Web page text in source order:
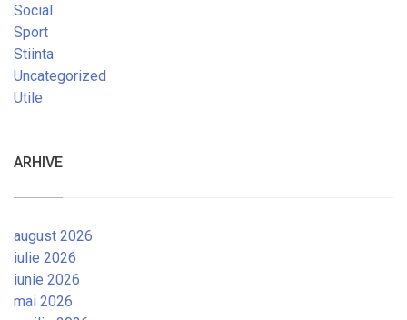
Social
Sport
Stiinta
Uncategorized
Utile
ARHIVE
august 2026
iulie 2026
iunie 2026
mai 2026